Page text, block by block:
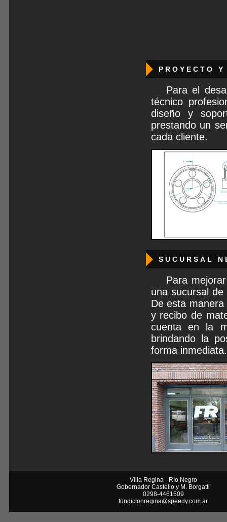
PROYECTO
Para el
técnico
diseño y
prestando un
cada cliente.
SUCURSAL
Para
una sucursal
De esta
y recibo de
cuenta en la
brindando la
forma inmediata.
Villa Regina - Río Negro
Gobernador Castello y M. Borgatti
0298-4461509
fundicionregina@speedy.com.ar